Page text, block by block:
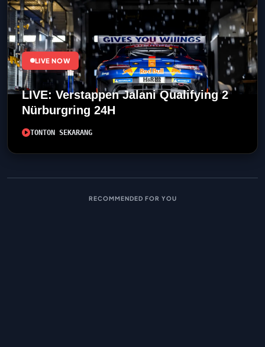
LIVE NOW
LIVE: Verstappen Jalani Qualifying 2
Nürburgring 24H
TONTON SEKARANG
RECOMMENDED FOR YOU